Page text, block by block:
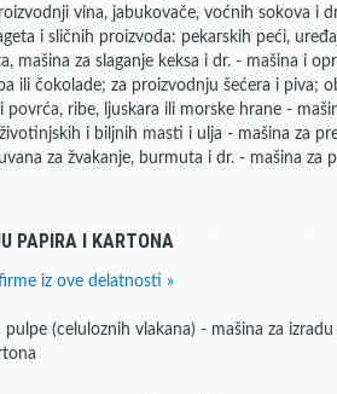
vina, jabukovače, voćnih sokova i
i sličnih proizvoda: pekarskih peći,
mašina za slaganje keksa i dr. - mašina i
ili čokolade; za proizvodnju šećera i piva;
ribe, ljuskara ili morske hrane -
i biljnih masti i ulja - mašina za
za žvakanje, burmuta i dr. - mašina za
PAPIRA I KARTONA
iz ove delatnosti »
(celuloznih vlakana) - mašina za